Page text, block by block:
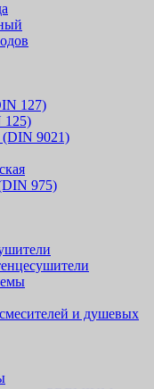
127)
125)
9021)
975)
и душевых